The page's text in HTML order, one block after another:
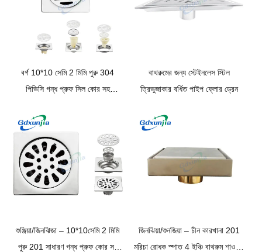
বর্গ 10*10 সেমি 2 মিমি পুরু 304
পিভিসি গন্ধ প্রুফ সিল কোর সহ
বাথরুমের জন্য স্টেইনলেস স্টিল
ত্রিভুজাকার বর্ধিত পাইপ ফ্লোর ড্রেন
শুঞ্জিয়া/জিনঝিজা – 10*10সেমি 2 মিমি
পুরু 201 সাধারণ গন্ধ প্রুফ কোর সহ
জিনঝিয়া/শুনজিয়া – চীন কারখানা 201
মরিচা রোধক স্পাত 4 ইঞ্চি বাথরুম শাওয়ার